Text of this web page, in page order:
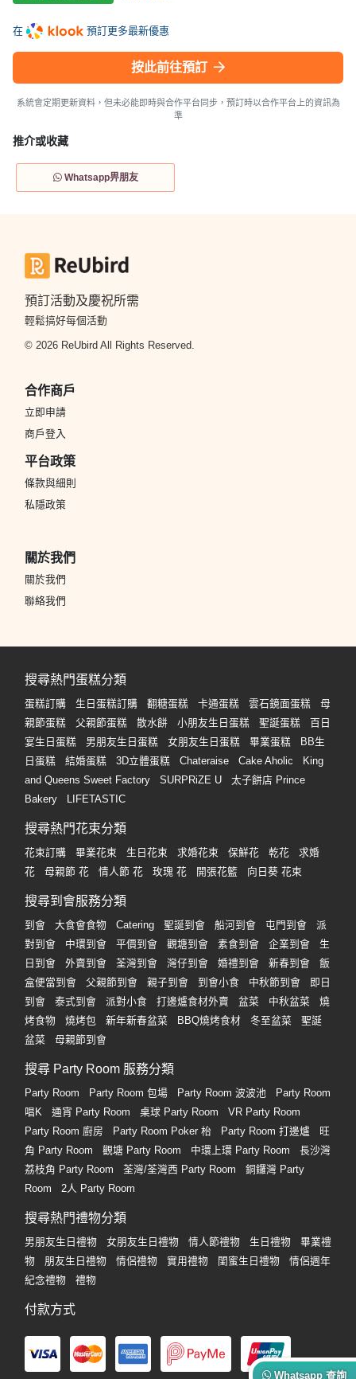
Whatsapp 查詢
在 預訂更多最新優惠
按此前往預訂
系統會定期更新資料，但未必能即時與合作平台同步，預訂時以合作平台上的資訊為
準
推介或收藏
Whatsapp畀朋友
預訂活動及慶祝所需
輕鬆搞好每個活動
© 2026 ReUbird All Rights Reserved.
合作商戶
立即申請
商戶登入
平台政策
條款與細則
私隱政策
關於我們
關於我們
聯絡我們
搜尋熱門蛋糕分類
蛋糕訂購 生日蛋糕訂購 翻糖蛋糕 卡通蛋糕 雲石鏡面蛋糕
母
親節蛋糕
父親節蛋糕 散水餅 小朋友生日蛋糕 聖誕蛋糕
百日
宴生日蛋糕
男朋友生日蛋糕 女朋友生日蛋糕 畢業蛋糕
BB生
日蛋糕
結婚蛋糕 3D立體蛋糕 Chateraise Cake Aholic
King
and Queens Sweet Factory
SURPRiZE U
太子餅店 Prince
Bakery
LIFETASTIC
搜尋熱門花束分類
花束訂購 畢業花束 生日花束 求婚花束 保鮮花 乾花
求婚
花
母親節 花 情人節 花 玫瑰 花 開張花籃 向日葵 花束
搜尋到會服務分類
到會 大食會食物 Catering 聖誕到會 船河到會 屯門到會
派
對到會
中環到會 平價到會 觀塘到會 素食到會 企業到會
生
日到會
外賣到會 荃灣到會 灣仔到會 婚禮到會 新春到會
飯
盒便當到會
父親節到會 親子到會 到會小食 中秋節到會
即日
到會
泰式到會 派對小食 打邊爐食材外賣 盆菜 中秋盆菜
燒
烤食物
燒烤包 新年新春盆菜 BBQ燒烤食材 冬至盆菜
聖誕
盆菜
母親節到會
搜尋 Party Room 服務分類
Party Room Party Room 包場 Party Room 波波池
Party Room
唱K
通宵 Party Room 桌球 Party Room
VR Party Room
Party Room 廚房
Party Room Poker 枱 Party Room 打邊爐
旺
角 Party Room
觀塘 Party Room 中環上環 Party Room
長沙灣
荔枝角 Party Room
荃灣/荃灣西 Party Room
銅鑼灣 Party
Room
2人 Party Room
搜尋熱門禮物分類
男朋友生日禮物 女朋友生日禮物 情人節禮物 生日禮物
畢業禮
物
朋友生日禮物 情侶禮物 實用禮物 閨蜜生日禮物
情侶週年
紀念禮物
禮物
付款方式